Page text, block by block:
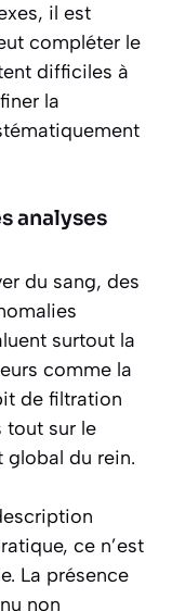
il est
compléter le
difficiles à
la
analyses
du sang, des
surtout la
comme la
de filtration
tout sur le
global du rein.
ce n’est
La présence
non